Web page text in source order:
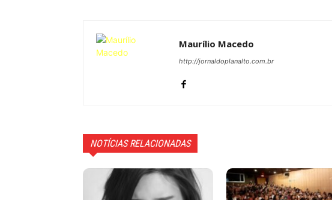
Maurílio Macedo
http://jornaldoplanalto.com.br
NOTÍCIAS RELACIONADAS